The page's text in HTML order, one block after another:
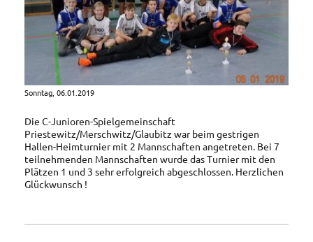
Sonntag, 06.01.2019
Die C-Junioren-Spielgemeinschaft
Priestewitz/Merschwitz/Glaubitz war beim gestrigen
Hallen-Heimturnier mit 2 Mannschaften angetreten. Bei 7
teilnehmenden Mannschaften wurde das Turnier mit den
Plätzen 1 und 3 sehr erfolgreich abgeschlossen. Herzlichen
Glückwunsch !